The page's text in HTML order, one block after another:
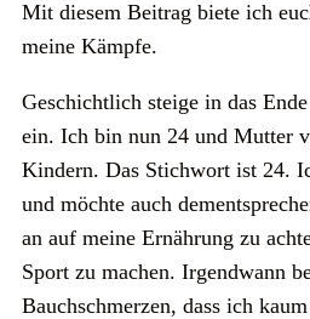
Mit diesem Beitrag biete ich
meine Kämpfe.
Geschichtlich steige in das
ein. Ich bin nun 24 und Mutter
Kindern. Das Stichwort ist 24.
und möchte auch
an auf meine Ernährung zu
Sport zu machen. Irgendwann
Bauchschmerzen, dass ich